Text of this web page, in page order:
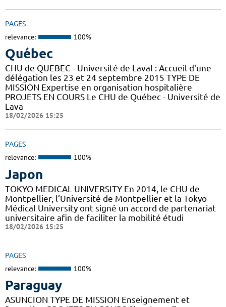
PAGES
relevance: 100%
Québec
CHU de QUEBEC - Université de Laval : Accueil d'une
délégation les 23 et 24 septembre 2015 TYPE DE
MISSION Expertise en organisation hospitalière
PROJETS EN COURS Le CHU de Québec - Université de
Lava
18/02/2026 15:25
PAGES
relevance: 100%
Japon
TOKYO MEDICAL UNIVERSITY En 2014, le CHU de
Montpellier, l’Université de Montpellier et la Tokyo
Médical University ont signé un accord de partenariat
universitaire afin de faciliter la mobilité étudi
18/02/2026 15:25
PAGES
relevance: 100%
Paraguay
ASUNCION TYPE DE MISSION Enseignement et